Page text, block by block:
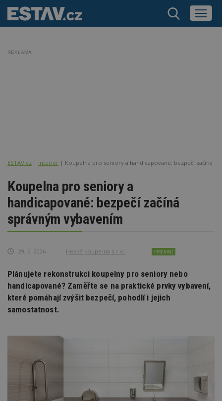
REKLAMA
ESTAV.cz Interiér Koupelna pro seniory a handicapované: bezpečí začíná
Koupelna pro seniory a
handicapované: bezpečí začíná
správným vybavením
29. 5. 2026 Hezká koupelna s.r.o. FIREMNÍ
Plánujete rekonstrukci koupelny pro seniory nebo
handicapované? Zaměřte se na praktické prvky vybavení,
které pomáhají zvýšit bezpečí, pohodlí i jejich
samostatnost.